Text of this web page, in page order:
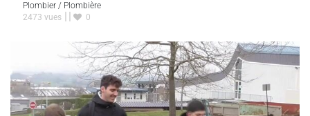
Plombier / Plombière
2473 vues
0